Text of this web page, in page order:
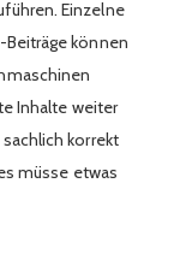
Einzelne
können
Inhalte weiter
korrekt
müsse etwas